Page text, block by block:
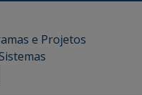
e Projetos